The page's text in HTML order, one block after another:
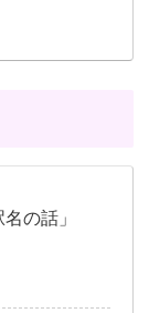
の話」